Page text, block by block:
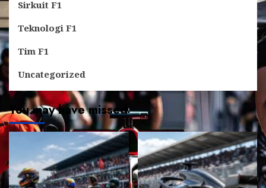
Sirkuit F1
Teknologi F1
Tim F1
Uncategorized
You may have missed